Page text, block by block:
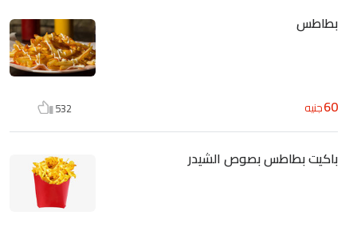
بطاطس
60جنيه 532
باكيت بطاطس بصوص الشيدر